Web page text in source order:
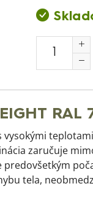
RAL
zaručuje
tela,